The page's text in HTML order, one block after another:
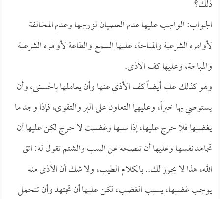
ذلك؟
الجواب: الواجب عليها عدم العصيان لزوجها وعدم المخالفة
لأوامره الشرعية والمباحة، عليها السمع والطاعة لأوامره الشرعية
والمباحة، وعليها كف الأذى.
وهو كذلك عليه أيضاً كف الأذى عنها وأن يعاملها بالحسنى، وأن
يستوصي بها خيراً، وعليهما التعاون على البر والتقوى، فإذا وجد ما
يغضبها فلا حرج عليها، إذا سبها وغضبت لا حرج لكن عليها أن
تجاهد نفسها وعليها أن تنصحه عن السب والشتم تقول له: اتق
الله، هذا لا يجوز لك.. بالكلام الطيب، ولا شك أن الأذى منه
يوجب غضبها، يسبب الغضب، لكن عليها أن تجتهد وأن تتحمل